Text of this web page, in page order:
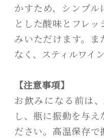
かすため、シンプル
とした酸味とフレ
みいただけます。
なく、スティルワイ
【注意事項】
お飲みになる前は
し、瓶に振動を与
ださい。高温保存